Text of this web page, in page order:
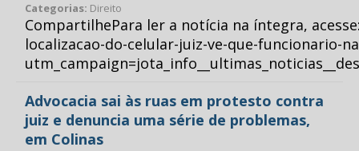
Categorias: Direito
CompartilhePara ler a notícia na íntegra,
localizacao-do-celular-juiz-ve-que-funcionario-
Advocacia sai às ruas em protesto contra
juiz e denuncia uma série de problemas,
em Colinas